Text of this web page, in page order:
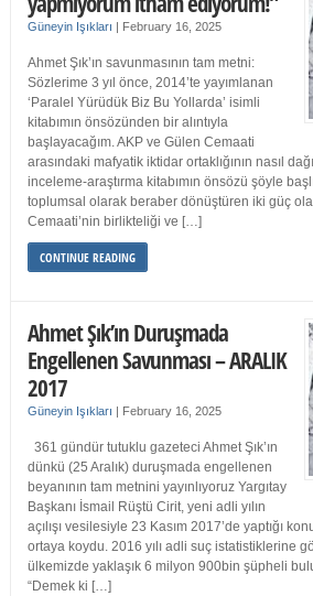
Güneyin Işıkları | February 16, 2025
Ahmet Şık’ın savunmasının tam metni:
Sözlerime 3 yıl önce, 2014’te yayımlanan
‘Paralel Yürüdük Biz Bu Yollarda’ isimli
kitabımın önsözünden bir alıntıyla
başlayacağım. AKP ve Gülen Cemaati
arasındaki mafyatik iktidar ortaklığının nasıl
inceleme-araştırma kitabımın önsözü şöyle
toplumsal olarak beraber dönüştüren iki güç
Cemaati’nin birlikteliği ve […]
CONTINUE READING
Ahmet Şık’ın Duruşmada
Engellenen Savunması – ARALIK
2017
Güneyin Işıkları | February 16, 2025
361 gündür tutuklu gazeteci Ahmet Şık’ın
dünkü (25 Aralık) duruşmada engellenen
beyanının tam metnini yayınlıyoruz Yargıtay
Başkanı İsmail Rüştü Cirit, yeni adli yılın
açılışı vesilesiyle 23 Kasım 2017’de yaptığı
ortaya koydu. 2016 yılı adli suç istatistiklerine
ülkemizde yaklaşık 6 milyon 900bin şüpheli
“Demek ki […]